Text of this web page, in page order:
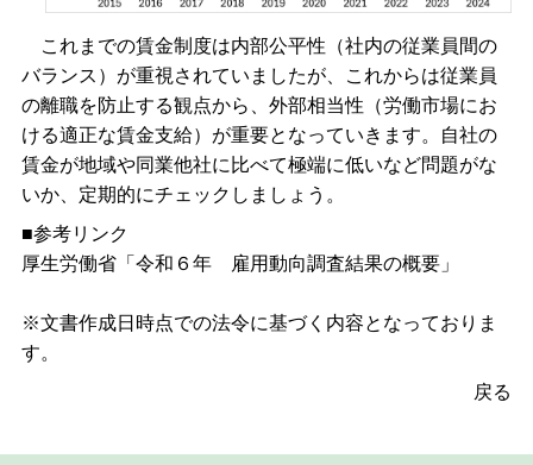
これまでの賃金制度は内部公平性（社内の従業員間の
バランス）が重視されていましたが、これからは従業員
の離職を防止する観点から、外部相当性（労働市場にお
ける適正な賃金支給）が重要となっていきます。自社の
賃金が地域や同業他社に比べて極端に低いなど問題がな
いか、定期的にチェックしましょう。
■参考リンク
厚生労働省「 令和６年 雇用動向調査結果の概要 」
※文書作成日時点での法令に基づく内容となっておりま
す。
戻る